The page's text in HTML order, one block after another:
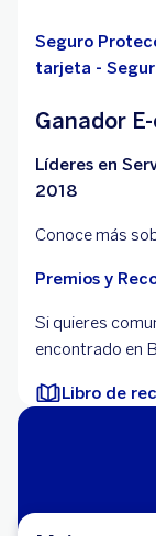
Seguro
tarjeta -
Ganador
Líderes en
2018
Conoce más
Premios y
Si quieres
encontrado en
Libro de